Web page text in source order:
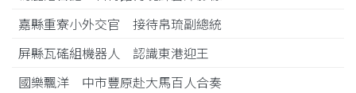
嘉縣重寮小外交官 接待帛琉副總統
屏縣瓦磘組機器人 認識東港迎王
國樂飄洋 中市豐原赴大馬百人合奏